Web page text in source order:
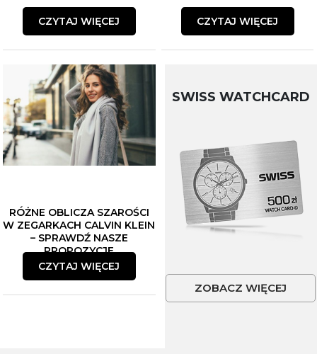
CZYTAJ WIĘCEJ CZYTAJ WIĘCEJ
RÓŻNE OBLICZA SZAROŚCI
W ZEGARKACH CALVIN KLEIN
– SPRAWDŹ NASZE
PROPOZYCJE
CZYTAJ WIĘCEJ
SWISS WATCHCARD
ZOBACZ WIĘCEJ